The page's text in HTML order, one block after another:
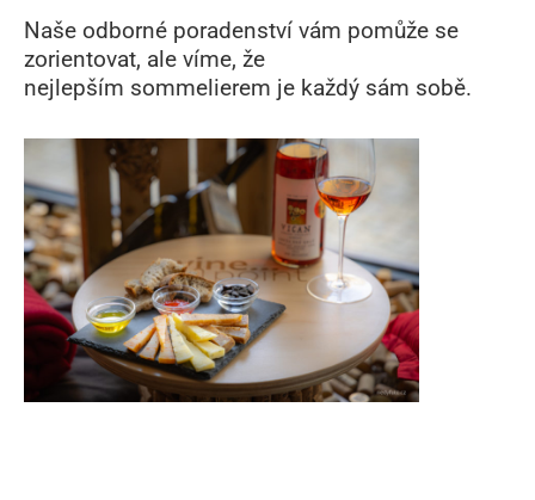
Naše odborné poradenství vám pomůže se
zorientovat, ale víme, že
nejlepším sommelierem je každý sám sobě.